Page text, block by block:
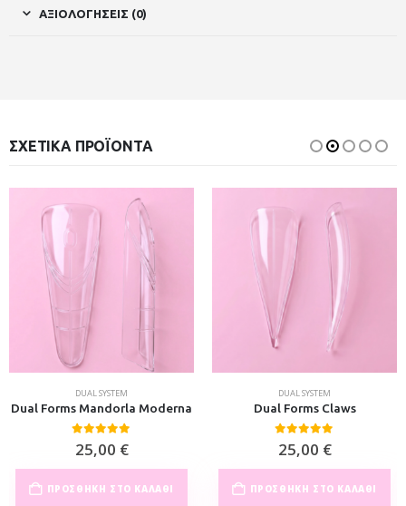
ΑΞΙΟΛΟΓΉΣΕΙΣ (0)
ΣΧΕΤΙΚΆ ΠΡΟΪΌΝΤΑ
DUAL SYSTEM
Dual Forms Mandorla Moderna
0out of 5
25,00 €
ΠΡΟΣΘΉΚΗ ΣΤΟ ΚΑΛΆΘΙ
DUAL SYSTEM
Dual Forms Claws
0out of 5
25,00 €
ΠΡΟΣΘΉΚΗ ΣΤΟ ΚΑΛΆΘΙ